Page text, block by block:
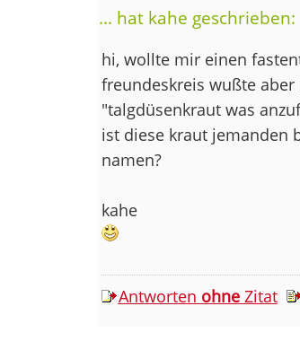
... hat kahe geschrieben:
hi, wollte mir einen
freundeskreis wußte
"talgdüsenkraut was
ist diese kraut jemanden
namen?
kahe
Antworten ohneZitat